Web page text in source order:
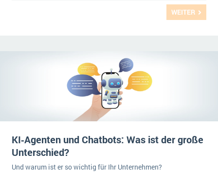
WEITER
KI‑Agenten und Chatbots: Was ist der große
Unterschied?
Und warum ist er so wichtig für Ihr Unternehmen?